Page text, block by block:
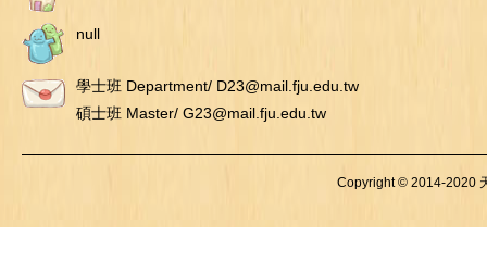
null
學士班 Department/ D23@mail.fju.edu.tw
碩士班 Master/ G23@mail.fju.edu.tw
Copyright © 2014-2020